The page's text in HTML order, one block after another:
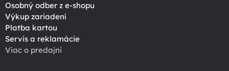
Osobný odber z e-shopu
Výkup zariadení
Platba kartou
Servis a reklamácie
Viac o predajni